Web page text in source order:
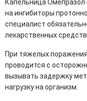
Капельница Омепразол
на ингибиторы
специалист
лекарственных
При тяжелых
проводится с
вызывать задержку
нагрузку на организм.